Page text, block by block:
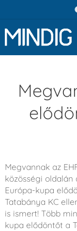
Megvannak az
közösségi oldalán
Európa-kupa
Tatabánya KC
is ismert! Több
kupa elődöntőt a